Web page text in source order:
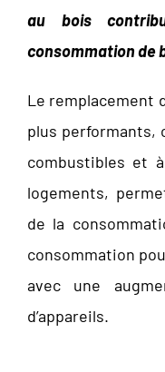
au bois
consommation de
Le remplacement
plus performants,
combustibles et
logements,
de la
consommation
avec une
d’appareils.